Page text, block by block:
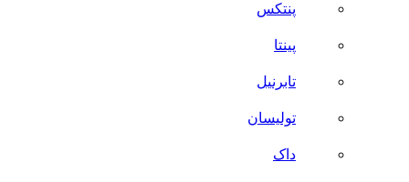
پنتکس
پینتا
تابرنیل
تولیسان
داک